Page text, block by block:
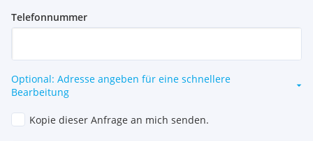
Telefonnummer
Optional: Adresse angeben für eine schnellere
Bearbeitung
Kopie dieser Anfrage an mich senden.